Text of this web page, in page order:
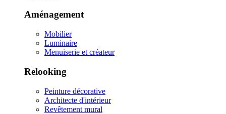
Aménagement
Mobilier
Luminaire
Menuiserie et créateur
Relooking
Peinture décorative
Architecte d'intérieur
Revêtement mural